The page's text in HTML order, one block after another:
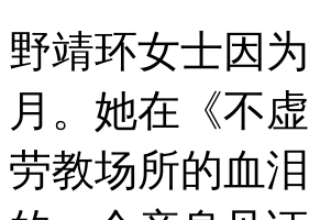
野靖环女士因
月。她在《不
劳教场所的血